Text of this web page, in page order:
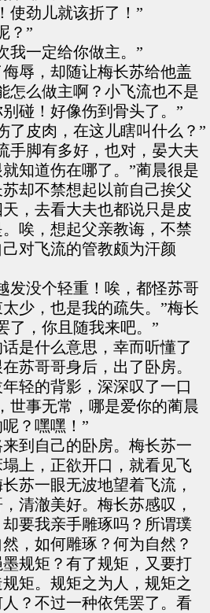
使劲儿就该折了！”
？”
我一定给你做主。”
辱，却随让梅长苏给他盖
怎么做主啊？小飞流也不是
碰！好像伤到骨头了。”
了皮肉，在这儿瞎叫什么？”
手脚有多好，也对，晏大夫
知道伤在哪了。”蔺晨很是
却不禁想起以前自己挨父
，去看大夫也都说只是皮
唉，想起父亲教诲，不禁
对飞流的管教颇为汗颜
发没个轻重！唉，都怪苏哥
少，也是我的疏失。”梅长
了，你且随我来吧。”
是什么意思，幸而听懂了
苏哥哥身后，出了卧房。
轻的背影，深深叹了一口
世事无常，哪是爱你的蔺晨
？嘿嘿！”
到自己的卧房。梅长苏一
上，正欲开口，就看见飞
苏一眼无波地望着飞流，
清澈美好。梅长苏感叹，
要我亲手雕琢吗？所谓璞
，如何雕琢？何为自然？
规矩？有了规矩，又要打
矩。规矩之为人，规矩之
？不过一种依凭罢了。看